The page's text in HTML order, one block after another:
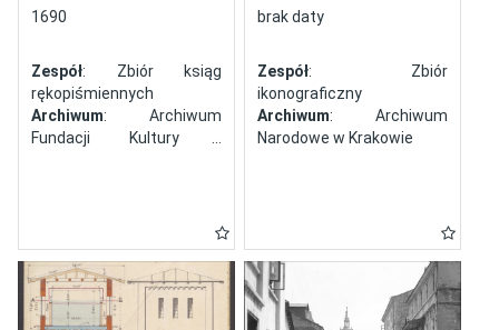
1690
Zespół: Zbiór ksiąg
rękopiśmiennych
Archiwum: Archiwum
Fundacji Kultury i
brak daty
Zespół: Zbiór
ikonograficzny
Archiwum: Archiwum
Narodowe w Krakowie